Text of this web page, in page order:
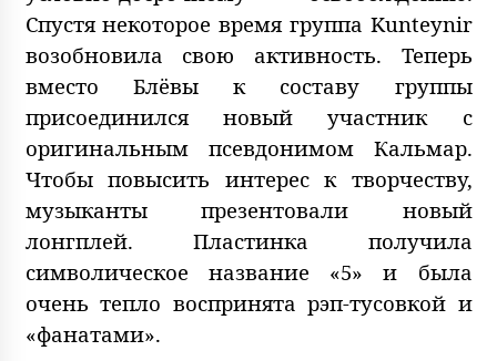
Спустя некоторое время группа Kunteynir
возобновила свою активность. Теперь
вместо Блёвы к составу группы
присоединился новый участник с
оригинальным псевдонимом Кальмар.
Чтобы повысить интерес к творчеству,
музыканты презентовали новый
лонгплей. Пластинка получила
символическое название «5» и была
очень тепло воспринята рэп-тусовкой и
«фанатами».